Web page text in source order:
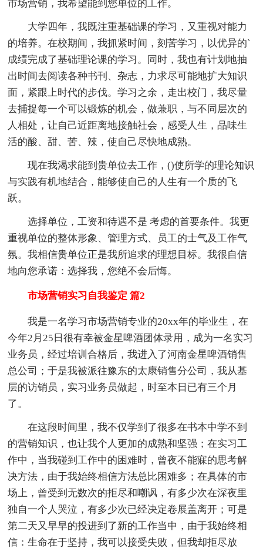
市场营销，我希望能到您单位的工作。
大学四年，我既注重基础课的学习，又重视对能力
的培养。在校期间，我抓紧时间，刻苦学习，以优异的`
成绩完成了基础理论课的学习。同时，我也有计划地抽
出时间去阅读各种书刊、杂志，力求尽可能地扩大知识
面，紧跟上时代的步伐。学习之余，走出校门，我尽量
去捕捉每一个可以锻炼的机会，做兼职，与不同层次的
人相处，让自己近距离地接触社会，感受人生，品味生
活的酸、甜、苦、辣，使自己尽快地成熟。
现在我渴求能到贵单位去工作，()使所学的理论知识
与实践有机地结合，能够使自己的人生有一个质的飞
跃。
选择单位，工资和待遇不是 考虑的首要条件。我更
重视单位的整体形象、管理方式、员工的士气及工作气
氛。我相信贵单位正是我所追求的理想目标。我很自信
地向您承诺：选择我，您绝不会后悔。
市场营销实习自我鉴定 篇2
我是一名学习市场营销专业的20xx年的毕业生，在
今年2月25日很有幸被金星啤酒团体录用，成为一名实习
业务员，经过培训合格后，我进入了河南金星啤酒销售
总公司；于是我被派往豫东的太康销售分公司，我从基
层的访销员，实习业务员做起，时至本日已有三个月
了。
在这段时间里，我不仅学到了很多在书本中学不到
的营销知识，也让我个人更加的成熟和坚强；在实习工
作中，当我碰到工作中的困难时，曾夜不能寐的思考解
决方法，由于我始终相信方法总比困难多；在具体的市
场上，曾受到无数次的拒尽和嘲讽，有多少次在深夜里
独自一个人哭泣，有多少次已经决定卷展盖离开；可是
第二天又早早的投进到了新的工作当中，由于我始终相
信：生命在于坚持，我可以接受失败，但我却拒尽放